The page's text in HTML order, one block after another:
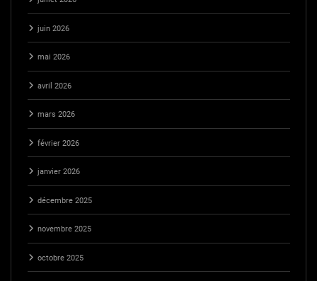
juin 2026
mai 2026
avril 2026
mars 2026
février 2026
janvier 2026
décembre 2025
novembre 2025
octobre 2025